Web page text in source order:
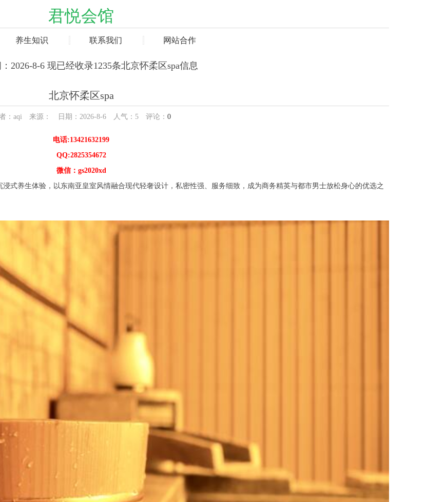
君悦会馆
养生知识 联系我们 网站合作
2026-8-6 现已经收录1235条北京怀柔区spa信息
北京怀柔区spa
：aqi 来源： 日期：2026-8-6 人气： 5评论： 0
电话:13421632199
QQ:2825354672
微信：gs2020xd
式养生体验，以东南亚皇室风情融合现代轻奢设计，私密性强、服务细致，成为商务精英与都市男士放松身心的优选之